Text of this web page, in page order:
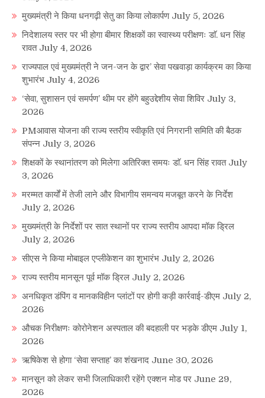
मुख्यमंत्री ने किया धनगढ़ी सेतु का किया लोकार्पण July 5, 2026
निदेशालय स्तर पर भी होगा बीमार शिक्षकों का स्वास्थ्य परीक्षणः डाॅ. धन सिंह
रावत July 4, 2026
राज्यपाल एवं मुख्यमंत्री ने जन-जन के द्वार’ सेवा पखवाड़ा कार्यक्रम का किया
शुभारंभ July 4, 2026
‘सेवा, सुशासन एवं समर्पण’ थीम पर होंगे बहुउद्देशीय सेवा शिविर July 3,
2026
PMआवास योजना की राज्य स्तरीय स्वीकृति एवं निगरानी समिति की बैठक
संपन्न July 3, 2026
शिक्षकों के स्थानांतरण को मिलेगा अतिरिक्त समयः डाॅ. धन सिंह रावत July
3, 2026
मरम्मत कार्यों में तेजी लाने और विभागीय समन्वय मजबूत करने के निर्देश
July 2, 2026
मुख्यमंत्री के निर्देशों पर सात स्थानों पर राज्य स्तरीय आपदा मॉक ड्रिल
July 2, 2026
सीएस ने किया मोबाइल एप्लीकेशन का शुभारंभ July 2, 2026
राज्य स्तरीय मानसून पूर्व मॉक ड्रिल July 2, 2026
अनधिकृत डंपिंग व मानकविहीन प्लांटों पर होगी कड़ी कार्रवाई-डीएम July 2,
2026
औचक निरीक्षणः कोरोनेशन अस्पताल की बदहाली पर भड़के डीएम July 1,
2026
ऋषिकेश से होगा ‘सेवा सप्ताह’ का शंखनाद June 30, 2026
मानसून को लेकर सभी जिलाधिकारी रहेंगे एक्शन मोड पर June 29,
2026